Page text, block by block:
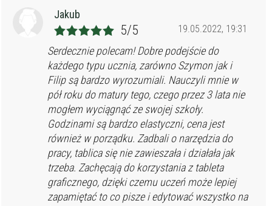
Jakub
19.05.2022, 19:31
5/5
Serdecznie polecam! Dobre podejście do
każdego typu ucznia, zarówno Szymon jak i
Filip są bardzo wyrozumiali. Nauczyli mnie w
pół roku do matury tego, czego przez 3 lata nie
mogłem wyciągnąć ze swojej szkoły.
Godzinami są bardzo elastyczni, cena jest
również w porządku. Zadbali o narzędzia do
pracy, tablica się nie zawieszała i działała jak
trzeba. Zachęcają do korzystania z tableta
graficznego, dzięki czemu uczeń może lepiej
zapamiętać to co pisze i edytować wszystko na